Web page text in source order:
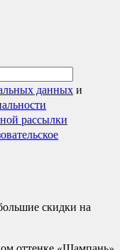
данныхи
рассылки
скидки на